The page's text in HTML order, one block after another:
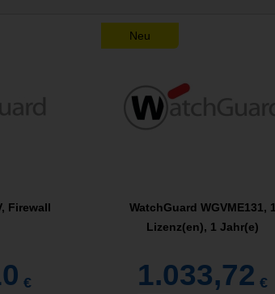
Firewall
€
Neu
WatchGuard WGVME131, 1
Lizenz(en), 1 Jahr(e)
1.033,72 €